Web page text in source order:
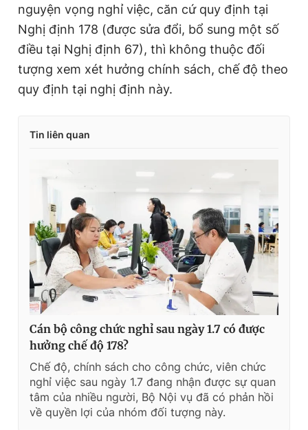
nguyện vọng nghỉ việc, căn cứ quy định tại
Nghị định 178 (được sửa đổi, bổ sung một số
điều tại Nghị định 67), thì không thuộc đối
tượng xem xét hưởng chính sách, chế độ theo
quy định tại nghị định này.
Tin liên quan
Cán bộ công chức nghỉ sau ngày 1.7 có được
hưởng chế độ 178?
Chế độ, chính sách cho công chức, viên chức
nghỉ việc sau ngày 1.7 đang nhận được sự quan
tâm của nhiều người, Bộ Nội vụ đã có phản hồi
về quyền lợi của nhóm đối tượng này.